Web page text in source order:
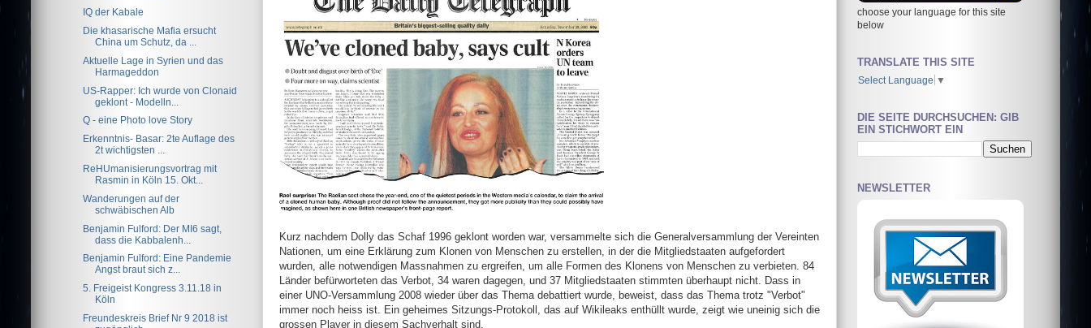
Kurz nachdem Dolly das Schaf 1996 geklont worden war, versammelte sich die Generalversammlung der Vereinten
Nationen, um eine Erklärung zum Klonen von Menschen zu erstellen, in der die Mitgliedstaaten aufgefordert
wurden, alle notwendigen Massnahmen zu ergreifen, um alle Formen des Klonens von Menschen zu verbieten. 84
Länder befürworteten das Verbot, 34 waren dagegen, und 37 Mitgliedstaaten stimmten überhaupt nicht. Dass in
einer UNO-Versammlung 2008 wieder über das Thema debattiert wurde, beweist, dass das Thema trotz "Verbot"
immer noch heiss ist. Ein geheimes Sitzungs-Protokoll, das auf Wikileaks enthüllt wurde, zeigt wie uneinig sich die
grossen Player in diesem Sachverhalt sind.
IQ der Kabale
Die khasarische Mafia ersucht
China um Schutz, da ...
Aktuelle Lage in Syrien und das
Harmageddon
US-Rapper: Ich wurde von Clonaid
geklont - Modelln...
Q - eine Photo love Story
Erkenntnis- Basar: 2te Auflage des
2t wichtigsten ...
ReHUmanisierungsvortrag mit
Rasmin in Köln 15. Okt...
Wanderungen auf der
schwäbischen Alb
Benjamin Fulford: Der MI6 sagt,
dass die Kabbalenh...
Benjamin Fulford: Eine Pandemie
Angst braut sich z...
5. Freigeist Kongress 3.11.18 in
Köln
Freundeskreis Brief Nr 9 2018 ist
choose your language for this site
below
TRANSLATE THIS SITE
Select Language ▼
DIE SEITE DURCHSUCHEN: GIB
EIN STICHWORT EIN
NEWSLETTER